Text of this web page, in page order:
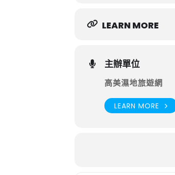
LEARN MORE
主辦單位
高美濕地旅遊網
LEARN MORE